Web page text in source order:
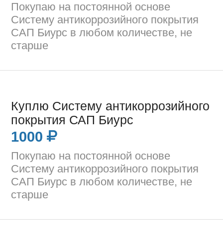
Покупаю на постоянной основе
Систему антикоррозийного покрытия
САП Биурс в любом количестве, не
старше
Куплю Систему антикоррозийного
покрытия САП Биурс
1000
Покупаю на постоянной основе
Систему антикоррозийного покрытия
САП Биурс в любом количестве, не
старше